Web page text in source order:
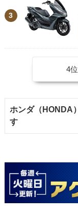
3
4
ホンダ（HONDA
す